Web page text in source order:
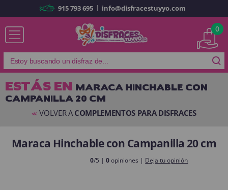
Ya soy cliente
Recordarme ¿Olvidó su contraseña?
Es mi primera vez
915 793 695 | info@disfracestuyyo.com
0
ESTÁS EN MARACA HINCHABLE CON
CAMPANILLA 20 CM
<< VOLVER ACOMPLEMENTOS PARA DISFRACES
Maraca Hinchable con Campanilla 20 cm
0/5 |0opiniones | Deja tu opinión